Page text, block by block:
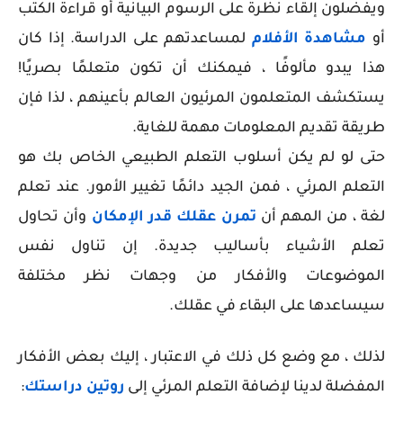
ويفضلون إلقاء نظرة على الرسوم البيانية أو قراءة الكتب
أو مشاهدة الأفلام لمساعدتهم على الدراسة. إذا كان
هذا يبدو مألوفًا ، فيمكنك أن تكون متعلمًا بصريًا!
يستكشف المتعلمون المرئيون العالم بأعينهم ، لذا فإن
طريقة تقديم المعلومات مهمة للغاية.
حتى لو لم يكن أسلوب التعلم الطبيعي الخاص بك هو
التعلم المرئي ، فمن الجيد دائمًا تغيير الأمور. عند تعلم
لغة ، من المهم أن تمرن عقلك قدر الإمكان وأن تحاول
تعلم الأشياء بأساليب جديدة. إن تناول نفس
الموضوعات والأفكار من وجهات نظر مختلفة
سيساعدها على البقاء في عقلك.
لذلك ، مع وضع كل ذلك في الاعتبار ، إليك بعض الأفكار
المفضلة لدينا لإضافة التعلم المرئي إلى روتين دراستك: